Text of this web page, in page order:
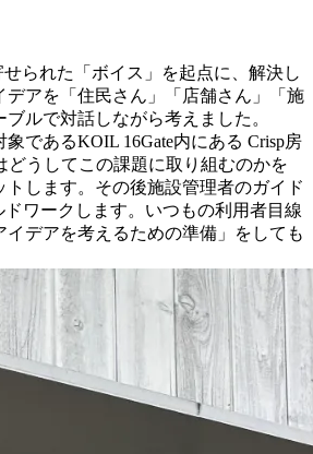
られた「ボイス」を起点に、解決し
デアを「住民さん」「店舗さん」「施
ルで対話しながら考えました。
であるKOIL 16Gate内にある Crisp房
どうしてこの課題に取り組むのかを
します。その後施設管理者のガイド
ドワークします。いつもの利用者目線
イデアを考えるための準備」をしても